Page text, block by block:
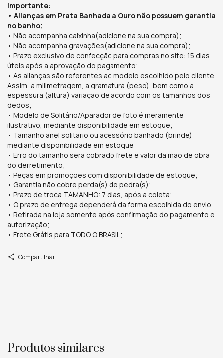
Importante:
• Alianças em Prata Banhada a Ouro não possuem garantia
no banho;
• Não acompanha caixinha(adicione na sua compra);
• Não acompanha gravações(adicione na sua compra);
• Prazo exclusivo de confecção para compras no site: 15 dias
úteis após a aprovação do pagamento;
• As alianças são referentes ao modelo escolhido pelo cliente.
Assim, a milimetragem, a gramatura (peso), bem como a
espessura (altura) variação de acordo com os tamanhos dos
dedos;
• Modelo de Solitário/Aparador de foto é meramente
ilustrativo, mediante disponibilidade em estoque;
• Tamanho anel solitário ou acessório banhado (brinde)
mediante disponibilidade em estoque
• Erro do tamanho será cobrado frete e valor da mão de obra
do derretimento;
• Peças em promoções com disponibilidade de estoque;
• Garantia não cobre perda(s) de pedra(s);
• Prazo de troca TAMANHO: 7 dias, após a coleta;
• O prazo de entrega dependerá da forma escolhida do envio
• Retirada na loja somente após confirmação do pagamento e
autorização;
• Frete Grátis para TODO O BRASIL;
Compartilhar
Produtos similares